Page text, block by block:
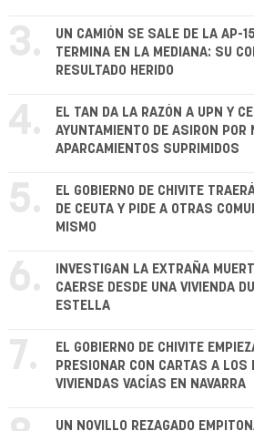
3.
UN CAMIÓN SE SALE DE LA AP-
TERMINA EN LA MEDIANA: SU
RESULTADO HERIDO
4.
EL TAN DA LA RAZÓN A UPN Y
AYUNTAMIENTO DE ASIRON POR
APARCAMIENTOS SUPRIMIDOS
5.
EL GOBIERNO DE CHIVITE
DE CEUTA Y PIDE A OTRAS
MISMO
6.
INVESTIGAN LA EXTRAÑA
CAERSE DESDE UNA VIVIENDA
ESTELLA
7.
EL GOBIERNO DE CHIVITE
PRESIONAR CON CARTAS A LOS
VIVIENDAS VACÍAS EN NAVARRA
UN NOVILLO REZAGADO